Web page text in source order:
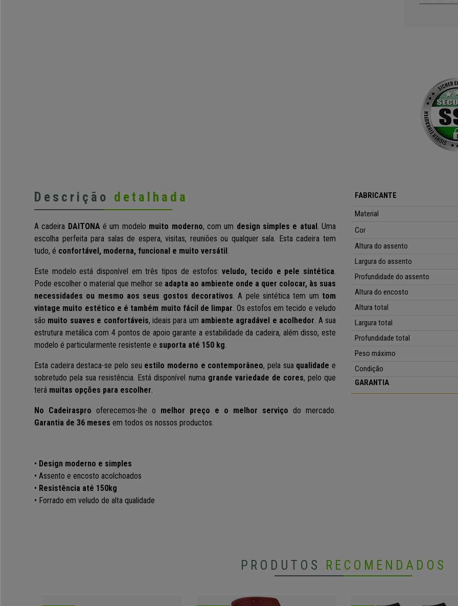
Descrição detalhada
A cadeira DAITONAé um modelo muito moderno, com um design simples e atual. Uma
escolha perfeita para salas de espera, visitas, reuniões ou qualquer sala. Esta cadeira tem
tudo, é confortável, moderna, funcional e muito versátil.
Este modelo está disponível em três tipos de estofos:veludo, tecido e pele sintética.
Pode escolher o material que melhor se adapta ao ambiente onde a quer colocar, às suas
necessidades ou mesmo aos seus gostos decorativos. A pele sintética tem um tom
vintage muito estético e é também muito fácil de limpar. Os estofos em tecido e veludo
são muito suaves e confortáveis, ideais para um ambiente agradável e acolhedor. A sua
estrutura metálica com 4 pontos de apoio garante a estabilidade da cadeira, além disso, este
modelo é particularmente resistente e suporta até 150 kg.
Esta cadeira destaca-se pelo seu estilo moderno e contemporâneo, pela sua qualidade e
sobretudo pela sua resistência. Está disponível numa grande variedade de cores, pelo que
terá muitas opções para escolher.
No Cadeiraspro oferecemos-lhe o melhor preço e o melhor serviço do mercado.
Garantia de 36 meses em todos os nossos productos.
• Design moderno e simples
• Assento e encosto acolchoados
• Resistência até 150kg
• Forrado em veludo de alta qualidade
FABRICANTE
Material
Cor
Altura do assento
Largura do assento
Profundidade do assento
Altura do encosto
Altura total
Largura total
Profundidade total
Pesomáximo
Condição
GARANTIA
PRODUTOS RECOMENDADOS